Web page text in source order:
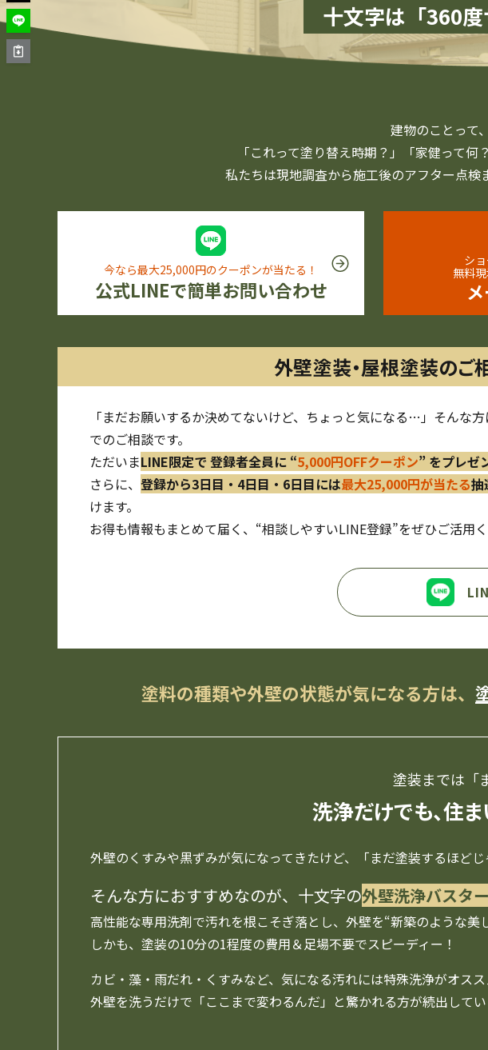
十文字は「360
建物のことって、
「これって塗り替え時期？」「家健って何？
私たちは現地調査から施工後のアフター点検
今なら最大25,000円のクーポンが当たる！
公式LINEで簡単お問い合わせ
シ
無料
外壁塗装・屋根塗装のご
「まだお願いするか決めてないけど、ちょっと気になる…」そんな
でのご相談です。
ただいまLINE限定で 登録者全員に “5,000円OFFクーポン” をプレゼ
さらに、 登録から3日目・4日目・6日目には最大25,000円が当たる抽
けます。
お得も情報もまとめて届く、“相談しやすいLINE登録”をぜひご活用く
塗料の種類や外壁の状態が気になる方は、
塗装までは「
洗浄だけでも、住
外壁のくすみや黒ずみが気になってきたけど、「まだ塗装するほど
そんな方におすすめなのが、十文字の外壁洗浄バスタ
高性能な専用洗剤で汚れを根こそぎ落とし、外壁を“新築のような美
しかも、塗装の10分の1程度の費用＆足場不要でスピーディー！
カビ・藻・雨だれ・くすみなど、気になる汚れには特殊洗浄がオスス
外壁を洗うだけで「ここまで変わるんだ」と驚かれる方が続出してい